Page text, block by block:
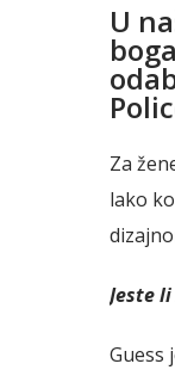
U
Za
lako
Jeste
Guess